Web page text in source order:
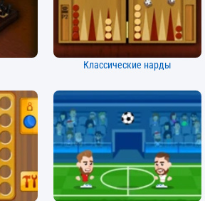
Классические нарды